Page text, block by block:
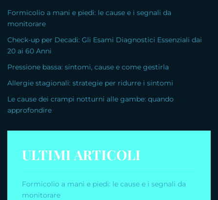
Formicolio a mani e piedi: le cause e i segnali da
monitorare
Check-up per Decadi: Gli Esami Diagnostici Essenziali dai
20 ai 60 Anni
Pressione bassa: sintomi, cause e come gestirla
Allergie stagionali: strategie per ridurre i sintomi
Le cause dei crampi notturni alle gambe: quando
approfondire
ULTIMI ARTICOLI
Formicolio a mani e piedi: le cause e i segnali da
monitorare